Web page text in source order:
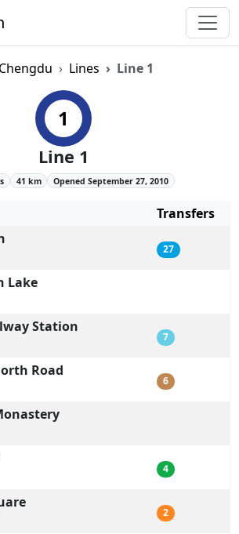
Chengdu Lines Line 1
Line 1 Overview
1
Line 1
41 km Opened September 27, 2010
Transfers
27
Lake
Station
7
Road
6
4
2